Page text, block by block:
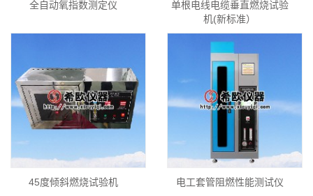
全自动氧指数测定仪
单根电线电缆垂直燃烧试验
机(新标准）
45度倾斜燃烧试验机 电工套管阻燃性能测试仪